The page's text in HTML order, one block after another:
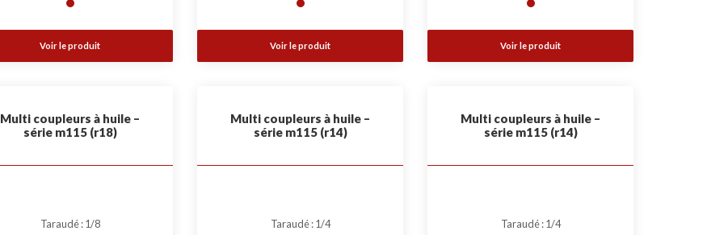
Voir le produit Voir le produit Voir le produit
Multi coupleurs à huile –
série m115 (r18)
Taraudé : 1/8
Multi coupleurs à huile –
série m115 (r14)
Taraudé : 1/4
Multi coupleurs à huile –
série m115 (r14)
Taraudé : 1/4